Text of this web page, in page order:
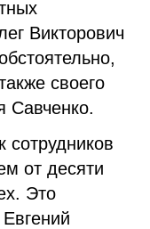
Викторович
своего
Савченко.
сотрудников
от десяти
Это